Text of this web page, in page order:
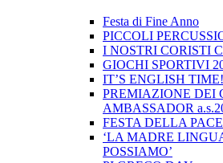
Festa di Fine Anno
PICCOLI
I NOSTRI CORISTI
GIOCHI SPORTIVI
IT’S ENGLISH TIME!
PREMIAZIONE DEI
AMBASSADOR
FESTA DELLA
‘LA MADRE
POSSIAMO’